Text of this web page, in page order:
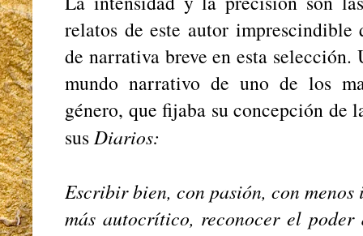
relatos de este autor
de narrativa breve en esta selección.
mundo narrativo de uno de los
género, que fijaba su concepción de
susDiarios:
Escribir bien, con pasión, con
más autocrítico, reconocer el